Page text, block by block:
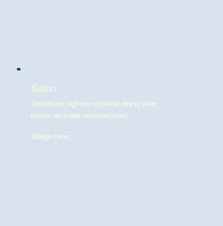
Salon
Geniet van high tea of private dining waar
binnen en buiten samenkomen.
Bekijk meer